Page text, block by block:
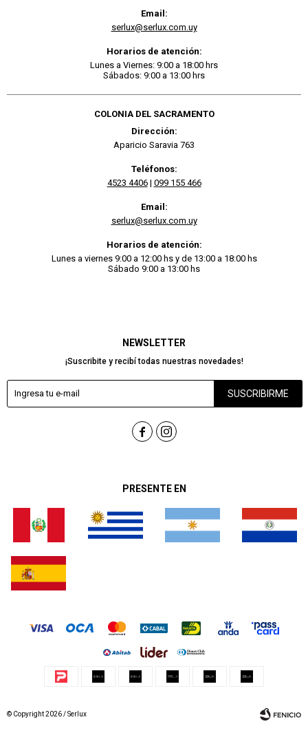
PRESENTE EN
NEWSLETTER
¡Suscribite y recibí todas nuestras novedades!
SUSCRIBIRME
 
Email:
serlux@serlux.com.uy
Horarios de atención:
Lunes a Viernes: 9:00 a 18:00 hrs
Sábados: 9:00 a 13:00 hrs
COLONIA DEL SACRAMENTO
Dirección:
Aparicio Saravia 763
Teléfonos:
4523 4406| 099 155 466
Email:
serlux@serlux.com.uy
Horarios de atención:
Lunes a viernes 9:00 a 12:00 hs y de 13:00 a 18:00 hs
Sábado 9:00 a 13:00 hs
© Copyright 2026 / Serlux